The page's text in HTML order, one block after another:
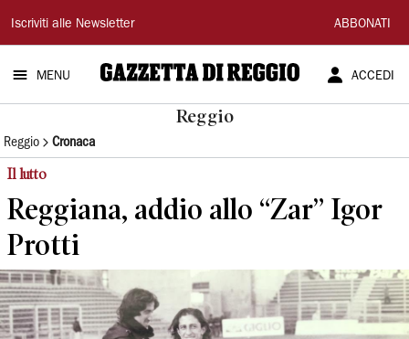
Gazzetta
di
Reggio
Iscriviti alle Newsletter ABBONATI
MENU ACCEDI
Reggio
Reggio Cronaca
Il lutto
Reggiana, addio allo “Zar” Igor
Protti